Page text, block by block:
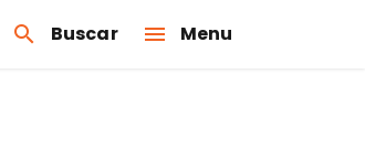
Buscar Menu